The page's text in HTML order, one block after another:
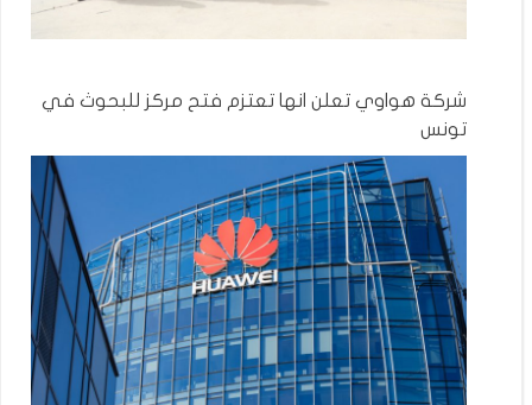
شركة هواوي تعلن انها تعتزم فتح مركز للبحوث في
تونس